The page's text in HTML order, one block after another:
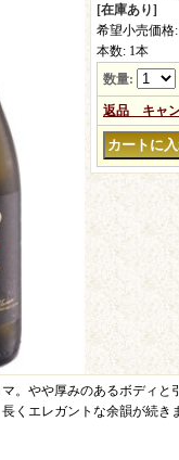
[在庫あり]
希望小売価格:
本数: 1本
数量:
返品 キャン
。やや厚みのあるボディ
くエレガントな余韻が続き